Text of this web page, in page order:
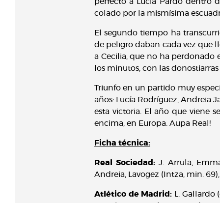
colado por la mismísima
El segundo tiempo ha
de peligro daban cada vez que
a Cecilia, que no ha
los minutos, con las
Triunfo en un partido muy
años: Lucía Rodríguez, Andreia
esta victoria. El año que viene
encima, en Europa. Aupa Real!
Ficha técnica:
Real Sociedad:J. Arrula,
Andreia, Lavogez (Intza, min.
Atlético de Madrid:
L.